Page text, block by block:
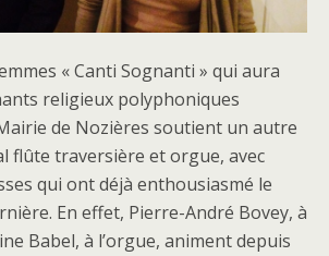
« Canti Sognanti » qui aura
religieux polyphoniques
de Nozières soutient un autre
flûte traversière et orgue, avec
qui ont déjà enthousiasmé le
En effet, Pierre-André Bovey, à
Babel, à l’orgue, animent depuis